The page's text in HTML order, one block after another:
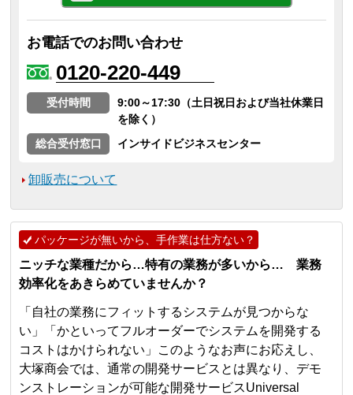
お電話でのお問い合わせ
0120-220-449
受付時間
9:00～17:30（土日祝日および当社休業日
を除く）
総合受付窓口
インサイドビジネスセンター
卸販売について
パッケージが無いから、手作業は仕方ない？
ニッチな業種だから…特有の業務が多いから… 業務
効率化をあきらめていませんか？
「自社の業務にフィットするシステムが見つからな
い」「かといってフルオーダーでシステムを開発する
コストはかけられない」このようなお声にお応えし、
大塚商会では、通常の開発サービスとは異なり、デモ
ンストレーションが可能な開発サービスUniversal